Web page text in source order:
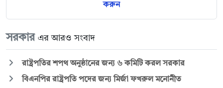
করুন
সরকার এর আরও সংবাদ
রাষ্ট্রপতির শপথ অনুষ্ঠানের জন্য ৬ কমিটি করল সরকার
বিএনপির রাষ্ট্রপতি পদের জন্য মির্জা ফখরুল মনোনীত